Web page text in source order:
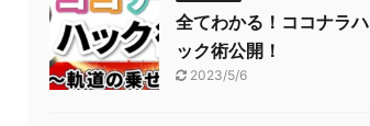
全てわかる！ココナラハ
ック術公開！
2023/5/6